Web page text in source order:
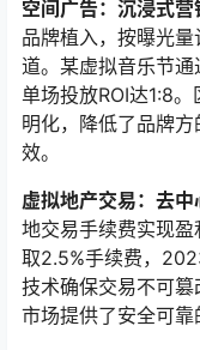
空间广告：沉浸式营
品牌植入，按曝光
道。某虚拟音乐节
单场投放ROI达1:8
明化，降低了品牌
效。
虚拟地产交易：去中
地交易手续费实现
取2.5%手续费，
技术确保交易不可
市场提供了安全可靠